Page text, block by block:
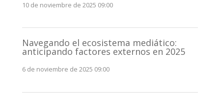
10 de noviembre de 2025 09:00
Navegando el ecosistema mediático:
anticipando factores externos en 2025
6 de noviembre de 2025 09:00